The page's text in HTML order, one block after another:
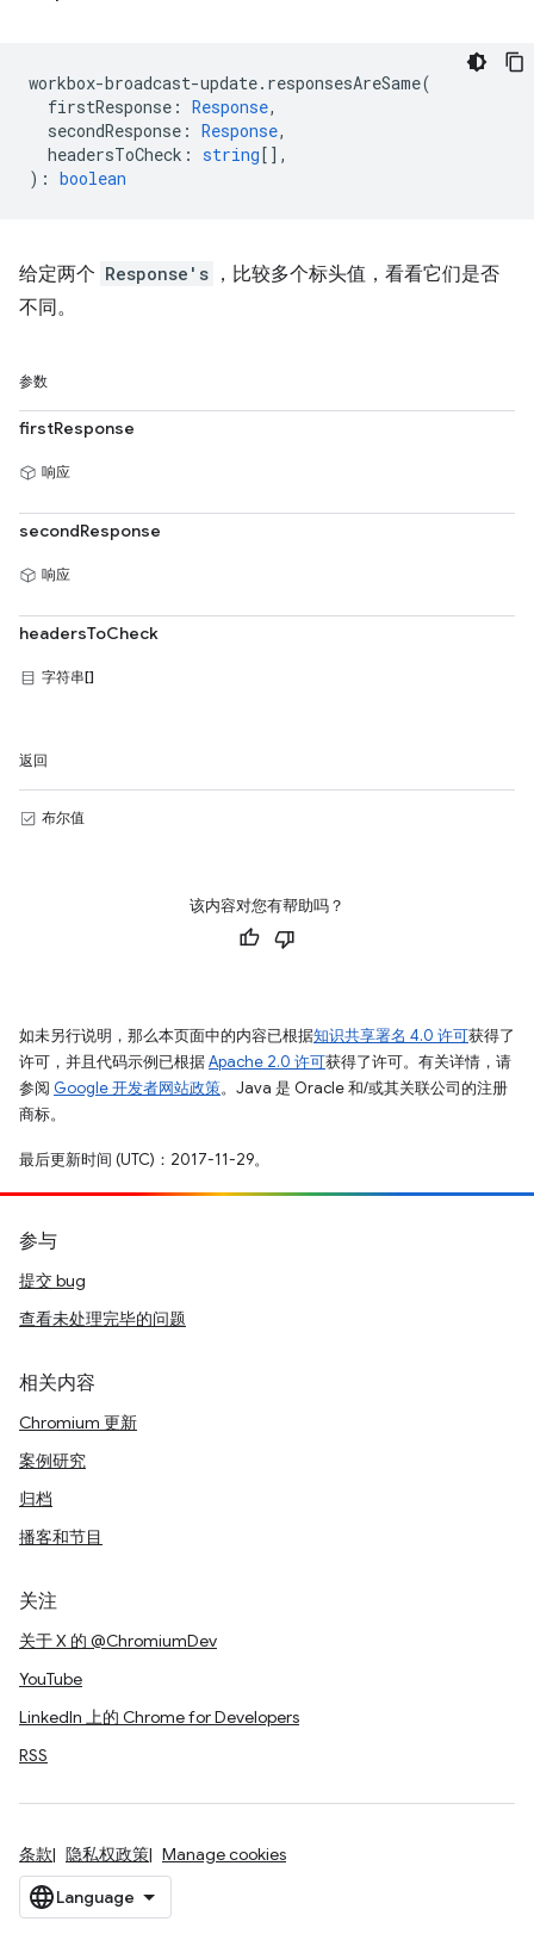
workbox-broadcast-update. responsesAreSame(
firstResponse : Response,
secondResponse : Response,
headersToCheck : string[],
) : boolean
给定两个 Response's ，比较多个标头值，看看它们是否
不同。
参数
firstResponse
响应
secondResponse
响应
headersToCheck
字符串[]
返回
布尔值
该内容对您有帮助吗？
如未另行说明，那么本页面中的内容已根据知识共享署名 4.0 许可获得了
许可，并且代码示例已根据Apache 2.0 许可获得了许可。有关详情，请
参阅 Google 开发者网站政策。Java 是 Oracle 和/或其关联公司的注册
商标。
最后更新时间 (UTC)：2017-11-29。
参与
提交 bug
查看未处理完毕的问题
相关内容
Chromium 更新
案例研究
归档
播客和节目
关注
关于 X 的 @ChromiumDev
YouTube
LinkedIn 上的 Chrome for Developers
RSS
条款 隐私权政策 Manage cookies